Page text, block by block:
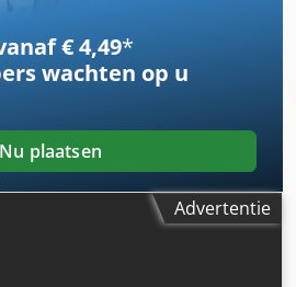
€ 4,49*
wachten op u
Nu plaatsen
Advertentie